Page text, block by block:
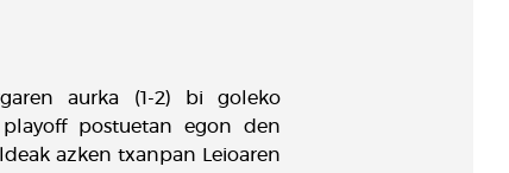
aurka (1-2) bi goleko
postuetan egon den
azken txanpan Leioaren